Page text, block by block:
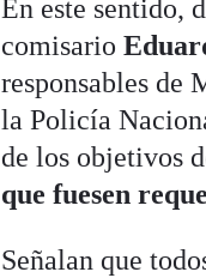
En este sentido,
comisario
responsables de
la Policía
de los objetivos
que fuesen
Señalan que